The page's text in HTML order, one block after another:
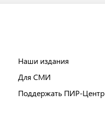
Наши издания
Для СМИ
Поддержать ПИР-Центр